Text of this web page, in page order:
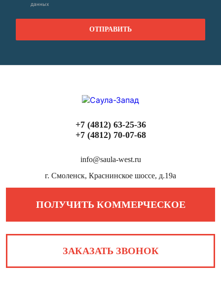
данных
+7 (4812) 63-25-36
+7 (4812) 70-07-68
info@saula-west.ru
г. Смоленск, Краснинское шоссе, д.19а
ПОЛУЧИТЬ КОММЕРЧЕСКОЕ
ЗАКАЗАТЬ ЗВОНОК